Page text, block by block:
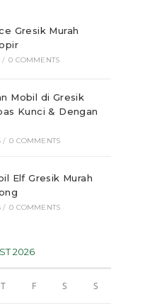
Gresik Murah
/ 0 COMMENTS
Mobil di Gresik
Kunci & Dengan
/ 0 COMMENTS
Elf Gresik Murah
/ 0 COMMENTS
2026
T F S S